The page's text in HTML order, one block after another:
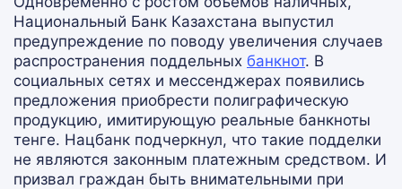
Национальный Банк Казахстана выпустил
предупреждение по поводу увеличения случаев
распространения поддельных банкнот. В
социальных сетях и мессенджерах появились
предложения приобрести полиграфическую
продукцию, имитирующую реальные банкноты
тенге. Нацбанк подчеркнул, что такие подделки
не являются законным платежным средством. И
призвал граждан быть внимательными при